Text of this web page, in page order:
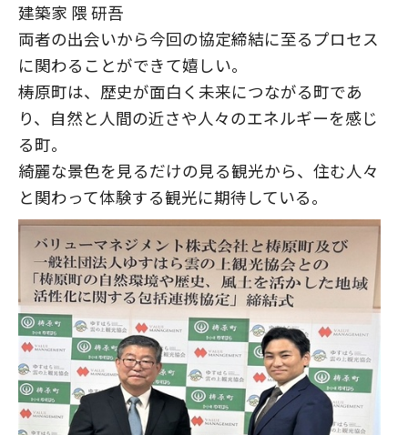
建築家 隈 研吾
両者の出会いから今回の協定締結に至るプロセス
に関わることができて嬉しい。
梼原町は、歴史が面白く未来につながる町であ
り、自然と人間の近さや人々のエネルギーを感じ
る町。
綺麗な景色を見るだけの見る観光から、住む人々
と関わって体験する観光に期待している。